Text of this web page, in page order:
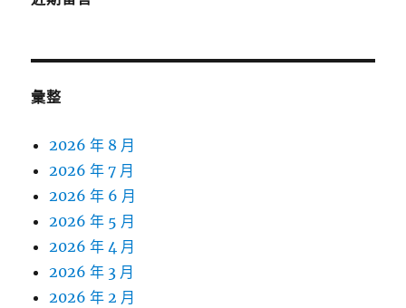
彙整
2026 年 8 月
2026 年 7 月
2026 年 6 月
2026 年 5 月
2026 年 4 月
2026 年 3 月
2026 年 2 月